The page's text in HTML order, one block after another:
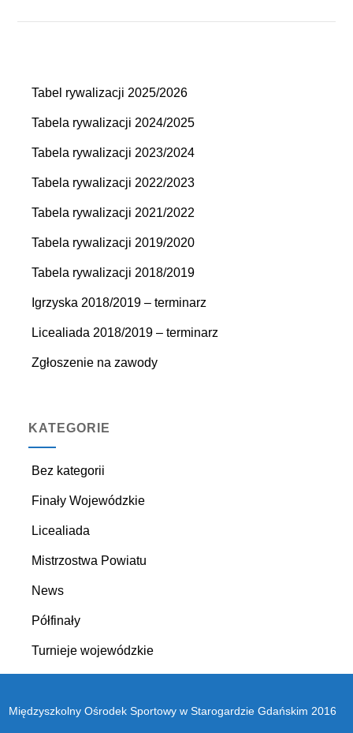
Tabel rywalizacji 2025/2026
Tabela rywalizacji 2024/2025
Tabela rywalizacji 2023/2024
Tabela rywalizacji 2022/2023
Tabela rywalizacji 2021/2022
Tabela rywalizacji 2019/2020
Tabela rywalizacji 2018/2019
Igrzyska 2018/2019 – terminarz
Licealiada 2018/2019 – terminarz
Zgłoszenie na zawody
KATEGORIE
Bez kategorii
Finały Wojewódzkie
Licealiada
Mistrzostwa Powiatu
News
Półfinały
Turnieje wojewódzkie
Międzyszkolny Ośrodek Sportowy w Starogardzie Gdańskim 2016